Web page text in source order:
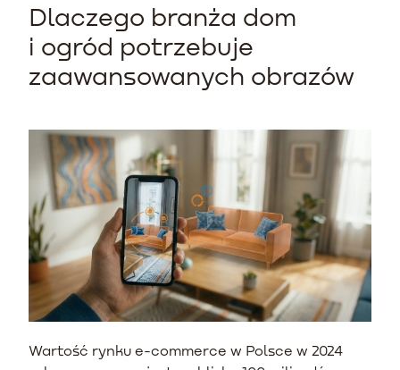
Dlaczego branża dom
i ogród potrzebuje
zaawansowanych obrazów
Wartość rynku e-commerce w Polsce w 2024